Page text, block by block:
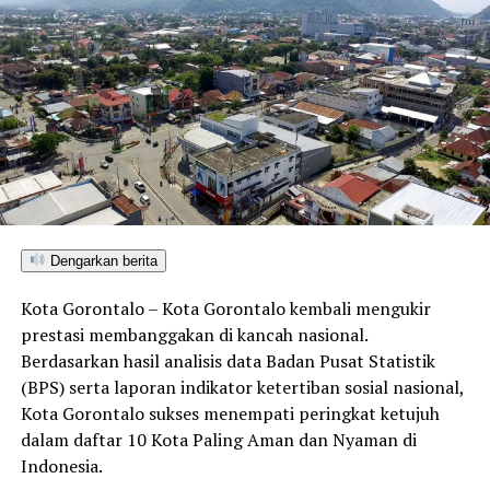
Konsisten Perangi Korupsi
Dengarkan berita
Kota Gorontalo – Kota Gorontalo kembali mengukir
prestasi membanggakan di kancah nasional.
Berdasarkan hasil analisis data Badan Pusat Statistik
(BPS) serta laporan indikator ketertiban sosial nasional,
Kota Gorontalo sukses menempati peringkat ketujuh
dalam daftar 10 Kota Paling Aman dan Nyaman di
Indonesia.